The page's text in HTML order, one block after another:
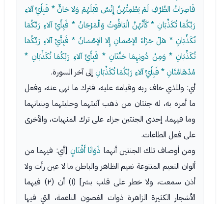
قَاصِرَاتُ الطَّرْفِ لَمْ يَطْمِثْهُنَّ إِنْسٌ قَبْلَهُمْ وَلا جَانٌّ * فَبِأَيِّ آلاءِ
رَبِّكُمَا تُكَذِّبَانِ * كَأَنَّهُنَّ الْيَاقُوتُ وَالْمَرْجَانُ * فَبِأَيِّ آلاءِ رَبِّكُمَا
تُكَذِّبَانِ * هَلْ جَزَاءُ الإحْسَانِ إِلا الإحْسَانُ * فَبِأَيِّ آلاءِ رَبِّكُمَا
تُكَذِّبَانِ * وَمِنْ دُونِهِمَا جَنَّتَانِ * فَبِأَيِّ آلاءِ رَبِّكُمَا تُكَذِّبَانِ *
مُدْهَامَّتَانِ * فَبِأَيِّ آلاءِ رَبِّكُمَا تُكَذِّبَانِ إلى آخر السورة.
أي: وللذي خاف ربه وقيامه عليه، فترك ما نهى عنه، وفعل
ما أمره به، له جنتان من ذهب آنيتهما وحليتهما وبنيانهما
وما فيهما، إحدى الجنتين جزاء على ترك المنهيات، والأخرى
على فعل الطاعات.
ومن أوصاف تلك الجنتين أنهما ذَوَاتَا أَفْنَانٍ [أي: فيهما من
ألوان النعيم المتنوعة نعيم الظاهر والباطن ما لا عين رأت ولا
أذن سمعت، ولا خطر على قلب بشر] (١) أن (٢) فيهما
الأشجار الكثيرة الزاهرة ذوات الغصون الناعمة، التي فيها